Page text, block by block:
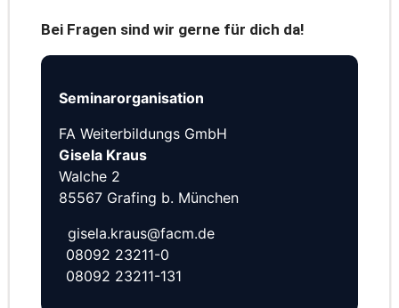
Bei Fragen sind wir gerne für dich da!
Seminarorganisation
FA Weiterbildungs GmbH
Gisela Kraus
Walche 2
85567 Grafing b. München
gisela.kraus@facm.de
08092 23211-0
08092 23211-131